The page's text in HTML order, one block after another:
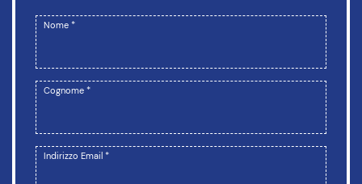
Nome *
Cognome *
Indirizzo Email *